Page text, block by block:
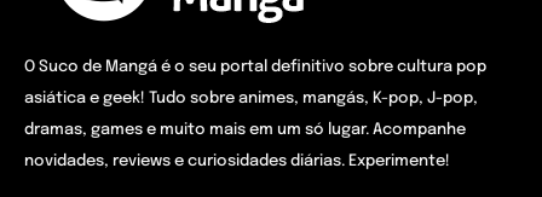
O Suco de Mangá é o seu portal definitivo sobre cultura pop
asiática e geek! Tudo sobre animes, mangás, K-pop, J-pop,
dramas, games e muito mais em um só lugar. Acompanhe
novidades, reviews e curiosidades diárias. Experimente!